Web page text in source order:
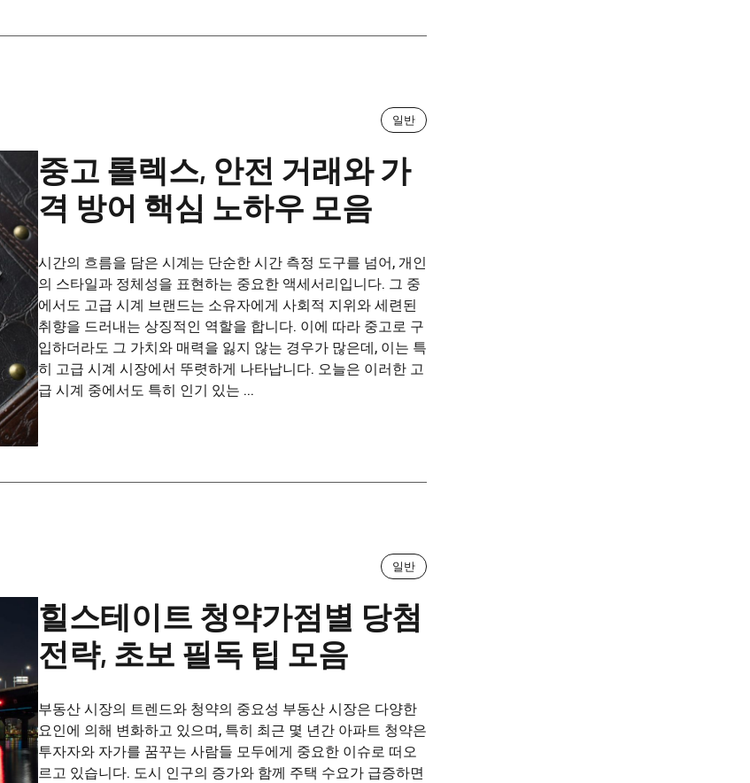
일반
중고 롤렉스, 안전 거래와 가
격 방어 핵심 노하우 모음
시간의 흐름을 담은 시계는 단순한 시간 측정 도구를 넘어, 개인
의 스타일과 정체성을 표현하는 중요한 액세서리입니다. 그 중
에서도 고급 시계 브랜드는 소유자에게 사회적 지위와 세련된
취향을 드러내는 상징적인 역할을 합니다. 이에 따라 중고로 구
입하더라도 그 가치와 매력을 잃지 않는 경우가 많은데, 이는 특
히 고급 시계 시장에서 뚜렷하게 나타납니다. 오늘은 이러한 고
급 시계 중에서도 특히 인기 있는 ...
일반
힐스테이트 청약가점별 당첨
전략, 초보 필독 팁 모음
부동산 시장의 트렌드와 청약의 중요성 부동산 시장은 다양한
요인에 의해 변화하고 있으며, 특히 최근 몇 년간 아파트 청약은
투자자와 자가를 꿈꾸는 사람들 모두에게 중요한 이슈로 떠오
르고 있습니다. 도시 인구의 증가와 함께 주택 수요가 급증하면